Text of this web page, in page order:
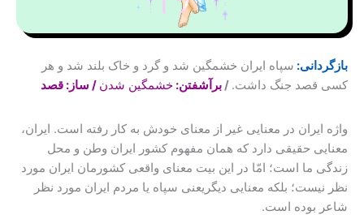
بازگردانی: سپاه ایران خشمگین شد و گرد و خاک بلند شد و هر
کسی قصد جنگ داشت. /برآشفتن: خشمگین شدن / ساز: قصد
واژه ایران در معنایی غیر از معنای خودش به کار رفته است. ایران،
معنایی حقیقی دارد که همان مفهوم کشور ایران وطن و محل
زندگی ما است؛ امّا در این بیت معنای واقعی کشورمان ایران مورد
نظر نیست؛ بلکه معنایی دیگریعنی سپاه یا مردم ایران مورد نظر
شاعر بوده است.